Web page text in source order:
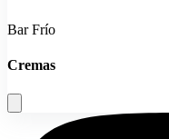
Bar Frío
Cremas